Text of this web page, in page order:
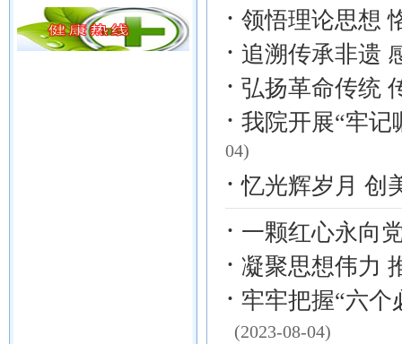
· 领悟理论思想
· 追溯传承非遗
· 弘扬革命传统
· 我院开展“牢记
04)
· 忆光辉岁月 创
· 一颗红心永向
· 凝聚思想伟力
· 牢牢把握“六个
(2023-08-04)